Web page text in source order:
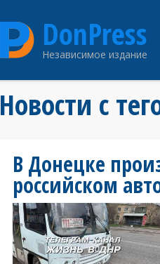
DonPress
Независимое издание
Новости с
В Донецке
российском